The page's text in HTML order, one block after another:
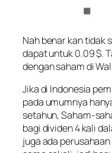
Nah benar kan tidak
dapat untuk 0.09 $.
dengan saham di
Jika di Indonesia
pada umumnya
setahun, Saham-
bagi dividen 4 kali
juga ada